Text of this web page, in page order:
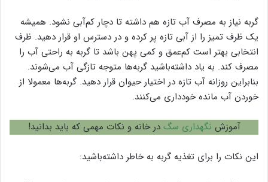
گربه نیاز به مصرف آب تازه هم داشته تا دچار کم‌آبی نشود. همیشه
یک ظرف تمیز را از آبی تازه پر کرده و در دسترس او قرار دهید. ظرف
انتخابی بهتر است کم‌عمق و کمی پهن باشد تا گربه به راحتی آب را
مصرف کند. به یاد داشته‌باشید گربه‌ها متوجه تازگی آب می‌شوند.
بنابراین روزانه آب تازه در اختیار حیوان قرار دهید. گربه‌ها معمولا از
خوردن آب مانده خودداری می‌کنند.
آموزش نگهداری سگ در خانه و نکات مهمی که باید بدانید!
این نکات را برای تغذیه گربه به خاطر داشته‌باشید: